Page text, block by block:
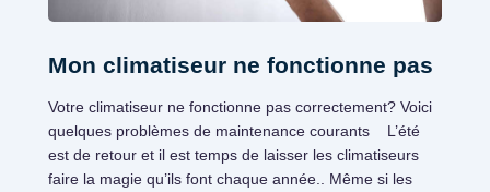
Mon climatiseur ne fonctionne pas
Votre climatiseur ne fonctionne pas correctement? Voici
quelques problèmes de maintenance courants L’été
est de retour et il est temps de laisser les climatiseurs
faire la magie qu’ils font chaque année.. Même si les